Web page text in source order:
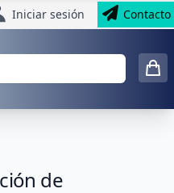
Iniciar sesión Contacto
de